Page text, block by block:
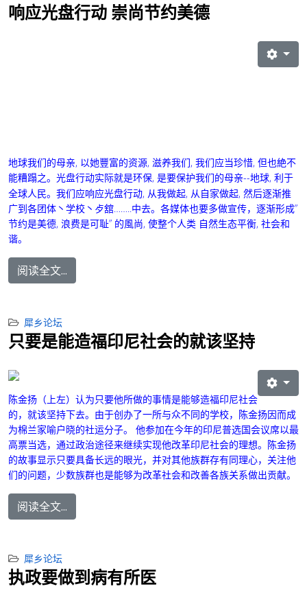
响应光盘行动 崇尚节约美德
地球我们的母亲, 以她豐富的资源, 滋养我们, 我们应当珍惜, 但也絶不
能糟蹋之。光盘行动实际就是环保, 是要保护我们的母亲--地球, 利于
全球人民。我们应响应光盘行动, 从我做起, 从自家做起, 然后逐渐推
广到各团体丶学校丶歺舘……..中去。各媒体也要多做宣传，逐渐形成”
节约是美德, 浪费是可耻” 的風尚, 使整个人类 自然生态平衡, 社会和
谐。
阅读全文...
犀乡论坛
只要是能造福印尼社会的就该坚持
陈金扬 （上左） 认为只要他所做的事情是能够造福印尼社会
的，就该坚持下去。由于创办了一所与众不同的学校，陈金扬因而成
为棉兰家喻户晓的社运分子。
他参加在今年的印尼普选国会议席以最
高票当选，通过政治途径来继续实现他改革印尼社会的理想。 陈金扬
的故事显示只要具备长远的眼光，并对其他族群存有同理心，关注他
们的问题，少数族群也是能够为改革社会和改善各族关系做出贡献。
阅读全文...
犀乡论坛
执政要做到病有所医